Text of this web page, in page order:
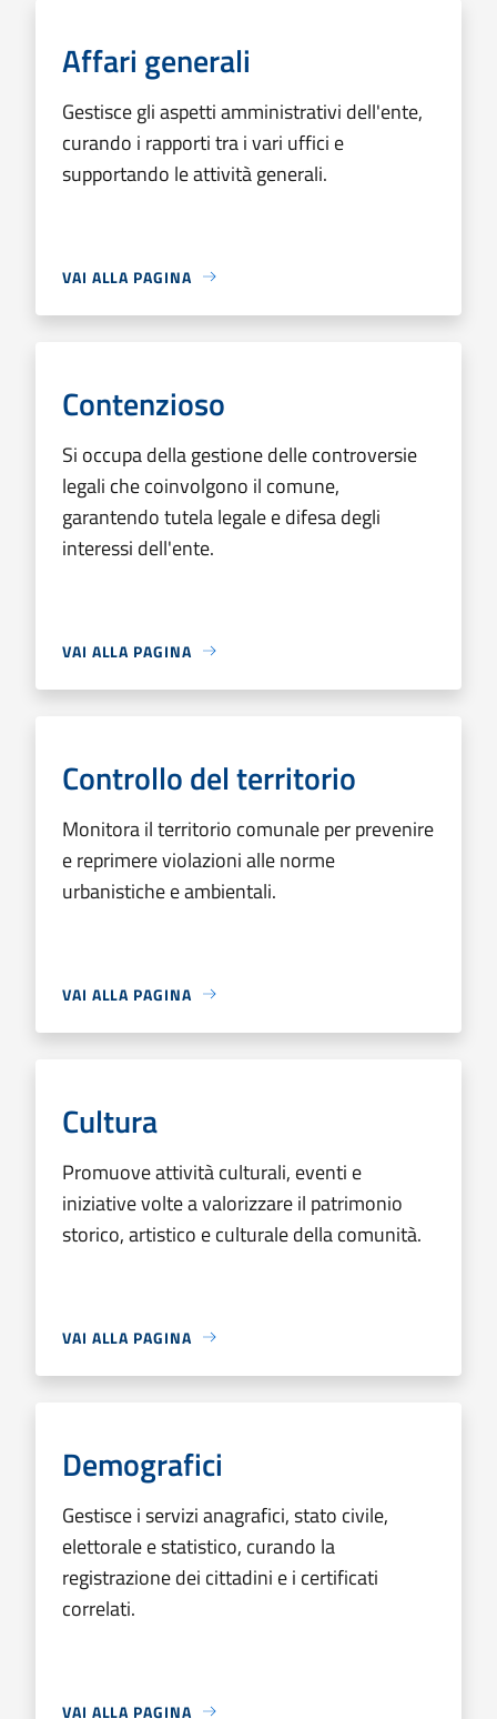
Affari generali
Gestisce gli aspetti amministrativi dell'ente,
curando i rapporti tra i vari uffici e
supportando le attività generali.
VAI ALLA PAGINA
Contenzioso
Si occupa della gestione delle controversie
legali che coinvolgono il comune,
garantendo tutela legale e difesa degli
interessi dell'ente.
VAI ALLA PAGINA
Controllo del territorio
Monitora il territorio comunale per prevenire
e reprimere violazioni alle norme
urbanistiche e ambientali.
VAI ALLA PAGINA
Cultura
Promuove attività culturali, eventi e
iniziative volte a valorizzare il patrimonio
storico, artistico e culturale della comunità.
VAI ALLA PAGINA
Demografici
Gestisce i servizi anagrafici, stato civile,
elettorale e statistico, curando la
registrazione dei cittadini e i certificati
correlati.
VAI ALLA PAGINA